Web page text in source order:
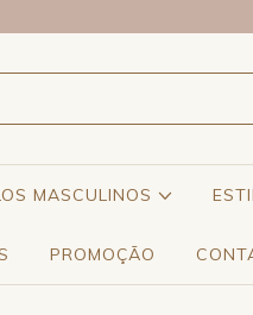
MASCULINOS
PROMOÇÃO